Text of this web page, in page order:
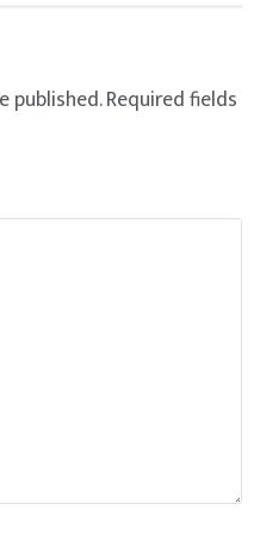
published.Required fields